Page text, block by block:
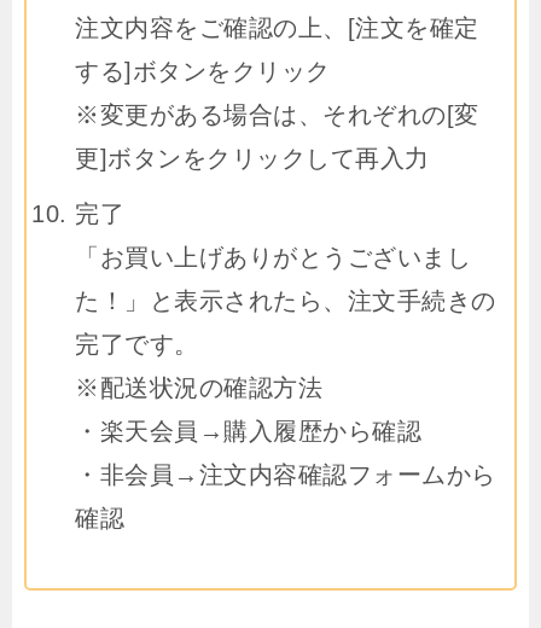
注文内容をご確認の上、[注文を確定
する]ボタンをクリック
※変更がある場合は、それぞれの[変
更]ボタンをクリックして再入力
完了
「お買い上げありがとうございまし
た！」と表示されたら、注文手続きの
完了です。
※配送状況の確認方法
・楽天会員→購入履歴から確認
・非会員→注文内容確認フォームから
確認